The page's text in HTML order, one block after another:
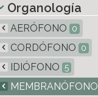
Organología
AERÓFONO 0
CORDÓFONO 0
IDIÓFONO 5
MEMBRANÓFONO